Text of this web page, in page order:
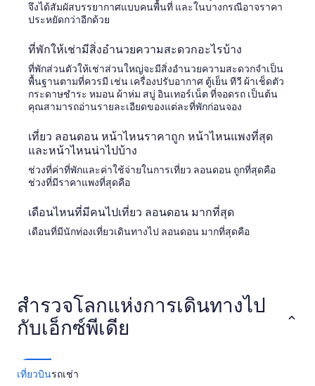
จึงได้สัมผัสบรรยากาศแบบคนพื้นที่ และในบางกรณีอาจราคา
ประหยัดกว่าอีกด้วย
ที่พักให้เช่ามีสิ่งอำนวยความสะดวกอะไรบ้าง
ที่พักส่วนตัวให้เช่าส่วนใหญ่จะมีสิ่งอำนวยความสะดวกจำเป็น
พื้นฐานตามที่ควรมี เช่น เครื่องปรับอากาศ ตู้เย็น ทีวี ผ้าเช็ดตัว
กระดาษชำระ หมอน ผ้าห่ม สบู่ อินเทอร์เน็ต ที่จอดรถ เป็นต้น
คุณสามารถอ่านรายละเอียดของแต่ละที่พักก่อนจอง
เที่ยว ลอนดอน หน้าไหนราคาถูก หน้าไหนแพงที่สุด
และหน้าไหนน่าไปบ้าง
ช่วงที่ค่าที่พักและค่าใช้จ่ายในการเที่ยว ลอนดอน ถูกที่สุดคือ
ช่วงที่มีราคาแพงที่สุดคือ
เดือนไหนที่มีคนไปเที่ยว ลอนดอน มากที่สุด
เดือนที่มีนักท่องเที่ยวเดินทางไป ลอนดอน มากที่สุดคือ
สำรวจโลกแห่งการเดินทางไป
กับเอ็กซ์พีเดีย
เที่ยวบินรถเช่า